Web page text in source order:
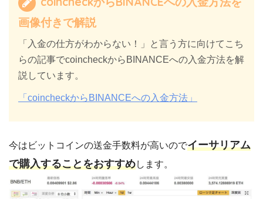
画像付きで解説
「入金の仕方がわからない！」と言う方に向けてこち
らの記事でcoincheckからBINANCEへの入金方法を解
説しています。
「coincheckからBINANCEへの入金方法」
今はビットコインの送金手数料が高いのでイーサリアム
で購入することをおすすめします。